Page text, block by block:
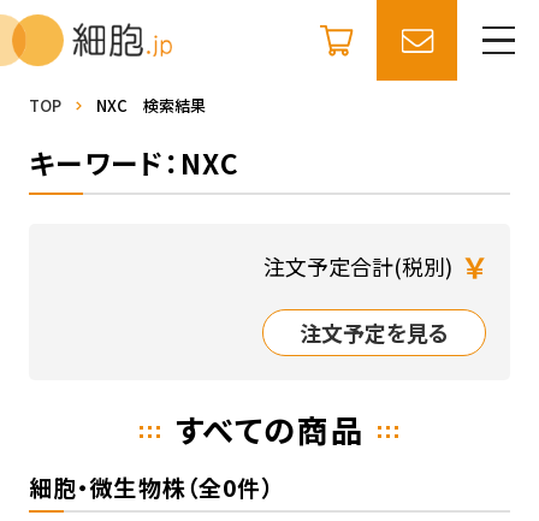
TOP NXC 検索結果
キーワード：NXC
注文予定合計(税別) ￥
注文予定を見る
すべての商品
細胞・微生物株（全0件）